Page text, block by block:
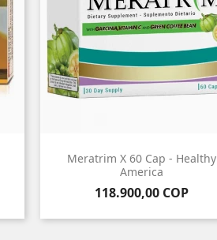
Meratrim X 60 Cap - Healthy
America
Precio
118.900,00 COP